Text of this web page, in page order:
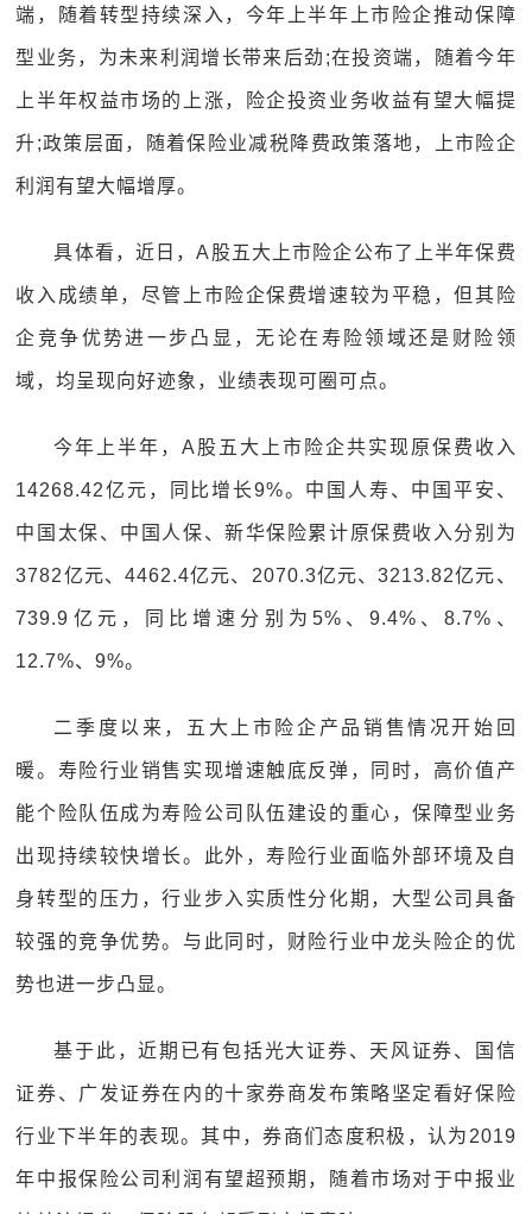
端，随着转型持续深入，今年上半年上市险企推动保障
型业务，为未来利润增长带来后劲;在投资端，随着今年
上半年权益市场的上涨，险企投资业务收益有望大幅提
升;政策层面，随着保险业减税降费政策落地，上市险企
利润有望大幅增厚。
具体看，近日，A股五大上市险企公布了上半年保费
收入成绩单，尽管上市险企保费增速较为平稳，但其险
企竞争优势进一步凸显，无论在寿险领域还是财险领
域，均呈现向好迹象，业绩表现可圈可点。
今年上半年，A股五大上市险企共实现原保费收入
14268.42亿元，同比增长9%。中国人寿、中国平安、
中国太保、中国人保、新华保险累计原保费收入分别为
3782亿元、4462.4亿元、2070.3亿元、3213.82亿元、
739.9亿元，同比增速分别为5%、9.4%、8.7%、
12.7%、9%。
二季度以来，五大上市险企产品销售情况开始回
暖。寿险行业销售实现增速触底反弹，同时，高价值产
能个险队伍成为寿险公司队伍建设的重心，保障型业务
出现持续较快增长。此外，寿险行业面临外部环境及自
身转型的压力，行业步入实质性分化期，大型公司具备
较强的竞争优势。与此同时，财险行业中龙头险企的优
势也进一步凸显。
基于此，近期已有包括光大证券、天风证券、国信
证券、广发证券在内的十家券商发布策略坚定看好保险
行业下半年的表现。其中，券商们态度积极，认为2019
年中报保险公司利润有望超预期，随着市场对于中报业